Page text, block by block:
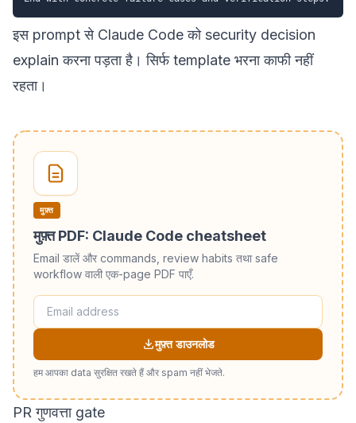
इस prompt से Claude Code को security decision
explain करना पड़ता है। सिर्फ template भरना काफी नहीं
रहता।
मुफ़्त
मुफ़्त PDF: Claude Code cheatsheet
Email डालें और commands, review habits तथा safe
workflow वाली एक-page PDF पाएँ.
मुफ़्त डाउनलोड
हम आपका data सुरक्षित रखते हैं और spam नहीं भेजते.
PR गुणवत्ता gate